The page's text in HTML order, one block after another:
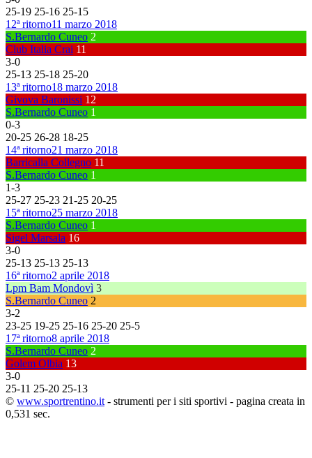
25-19 25-16 25-15
12ª ritorno11 marzo 2018
S.Bernardo Cuneo 2
Club Italia Crai 11
3-0
25-13 25-18 25-20
13ª ritorno18 marzo 2018
Givova Baronissi 12
S.Bernardo Cuneo 1
0-3
20-25 26-28 18-25
14ª ritorno21 marzo 2018
Barricalla Collegno 11
S.Bernardo Cuneo 1
1-3
25-27 25-23 21-25 20-25
15ª ritorno25 marzo 2018
S.Bernardo Cuneo 1
Sigel Marsala 16
3-0
25-13 25-13 25-13
16ª ritorno2 aprile 2018
Lpm Bam Mondovì 3
S.Bernardo Cuneo 2
3-2
23-25 19-25 25-16 25-20 25-5
17ª ritorno8 aprile 2018
S.Bernardo Cuneo 2
Golem Olbia 13
3-0
25-11 25-20 25-13
© www.sportrentino.it - strumenti per i siti sportivi - pagina creata in
0,531 sec.